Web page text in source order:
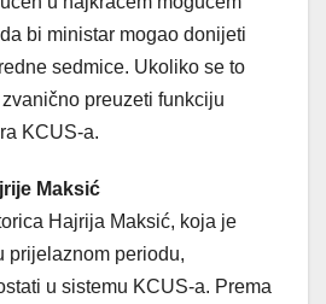
bi ministar mogao donijeti
sedmice. Ukoliko se to
preuzeti funkciju
KCUS-a.
Maksić
Hajrija Maksić, koja je
prijelaznom periodu,
u sistemu KCUS-a. Prema